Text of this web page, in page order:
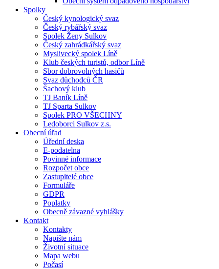
Spolky
Český kynologický svaz
Český rybářský svaz
Spolek Ženy Sulkov
Český zahrádkářský svaz
Myslivecký spolek Líně
Klub českých turistů, odbor Líně
Sbor dobrovolných hasičů
Svaz důchodců ČR
Šachový klub
TJ Baník Líně
TJ Sparta Sulkov
Spolek PRO VŠECHNY
Ledoborci Sulkov z.s.
Obecní úřad
Úřední deska
E-podatelna
Povinné informace
Rozpočet obce
Zastupitelé obce
Formuláře
GDPR
Poplatky
Obecně závazné vyhlášky
Kontakt
Kontakty
Napište nám
Životní situace
Mapa webu
Počasí